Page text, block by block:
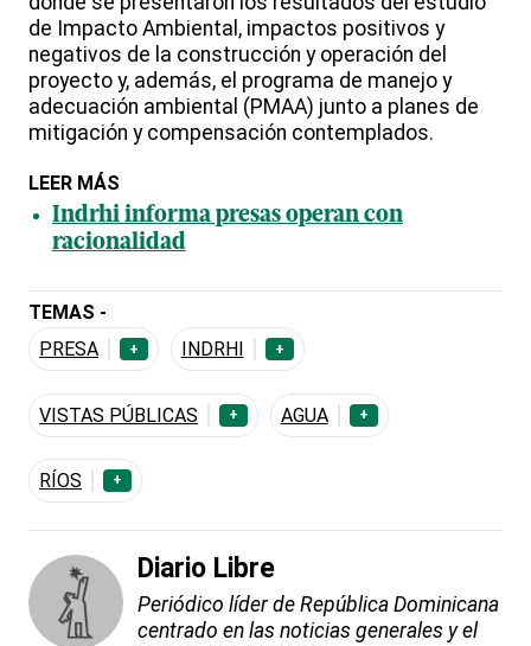
de Impacto Ambiental, impactos positivos y
negativos de la construcción y operación del
proyecto y, además, el programa de manejo y
adecuación ambiental (PMAA) junto a planes de
mitigación y compensación contemplados.
LEER MÁS
Indrhi informa presas operan con
racionalidad
TEMAS -
PRESA
+ INDRHI +
VISTAS PÚBLICAS + AGUA +
RÍOS +
Diario Libre
Periódico líder de República Dominicana
centrado en las noticias generales y el